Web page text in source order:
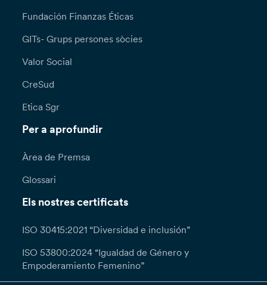
Fundación Finanzas Éticas
GITs- Grups persones sòcies
Valor Social
CreSud
Etica Sgr
Per a aprofundir
Àrea de Premsa
Glossari
Els nostres certificats
ISO 30415:2021 “Diversidad e inclusión”
ISO 53800:2024 “Igualdad de Género y
Empoderamiento Femenino”